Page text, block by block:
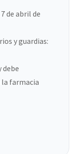
de abril de
y guardias:
debe
farmacia